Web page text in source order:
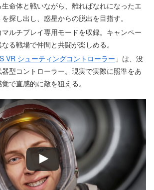
命体と戦いながら、離ればなれになったエ
探し出し、惑星からの脱出を目指す。
ルチプレイ専用モードを収録。キャンペー
る戦場で仲間と共闘が楽しめる。
VR シューティングコントローラー 」は、没
器型コントローラー。現実で実際に照準をあ
で直感的に敵を狙える。